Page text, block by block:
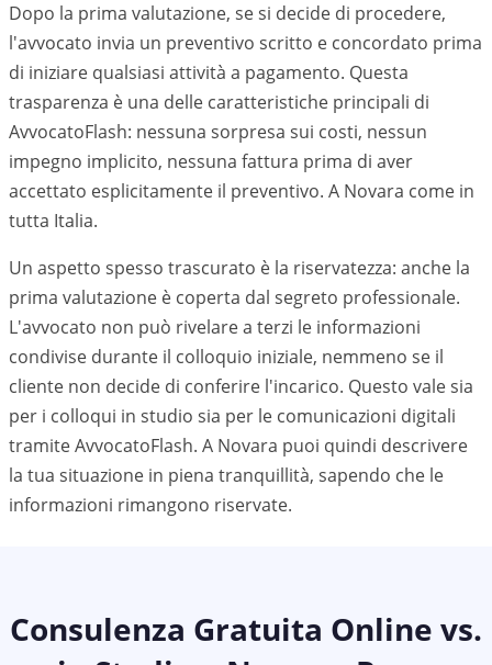
Dopo la prima valutazione, se si decide di procedere,
l'avvocato invia un preventivo scritto e concordato prima
di iniziare qualsiasi attività a pagamento. Questa
trasparenza è una delle caratteristiche principali di
AvvocatoFlash: nessuna sorpresa sui costi, nessun
impegno implicito, nessuna fattura prima di aver
accettato esplicitamente il preventivo. A Novara come in
tutta Italia.
Un aspetto spesso trascurato è la riservatezza: anche la
prima valutazione è coperta dal segreto professionale.
L'avvocato non può rivelare a terzi le informazioni
condivise durante il colloquio iniziale, nemmeno se il
cliente non decide di conferire l'incarico. Questo vale sia
per i colloqui in studio sia per le comunicazioni digitali
tramite AvvocatoFlash. A Novara puoi quindi descrivere
la tua situazione in piena tranquillità, sapendo che le
informazioni rimangono riservate.
Consulenza Gratuita Online vs.